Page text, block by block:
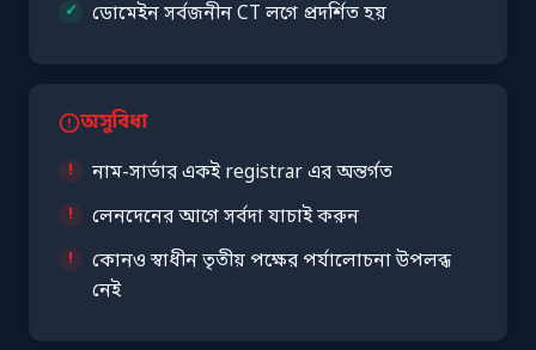
ডোমেইন সর্বজনীন CT লগে প্রদর্শিত হয়
অসুবিধা
নাম-সার্ভার একই registrar এর অন্তর্গত
লেনদেনের আগে সর্বদা যাচাই করুন
কোনও স্বাধীন তৃতীয় পক্ষের পর্যালোচনা উপলব্ধ
নেই